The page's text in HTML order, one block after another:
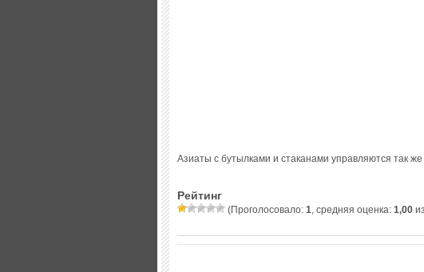
Азиаты с бутылками и стаканами управляются так же
Рейтинг
(Проголосовало: 1, средняя оценка: 1,00